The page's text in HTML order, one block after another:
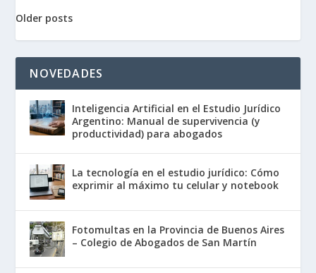
Older posts
NOVEDADES
Inteligencia Artificial en el Estudio Jurídico
Argentino: Manual de supervivencia (y
productividad) para abogados
La tecnología en el estudio jurídico: Cómo
exprimir al máximo tu celular y notebook
Fotomultas en la Provincia de Buenos Aires
– Colegio de Abogados de San Martín